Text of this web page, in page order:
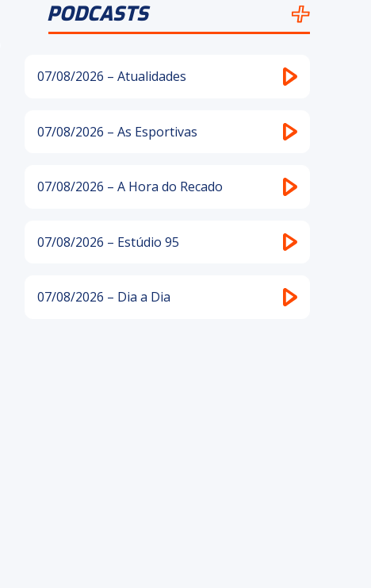
PODCASTS
07/08/2026 – Atualidades
07/08/2026 – As Esportivas
07/08/2026 – A Hora do Recado
07/08/2026 – Estúdio 95
07/08/2026 – Dia a Dia